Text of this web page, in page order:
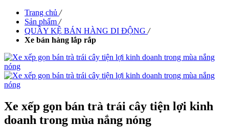
Trang chủ /
Sản phẩm /
QUẦY KỆ BÁN HÀNG DI ĐỘNG /
Xe bán hàng lắp rắp
Xe xếp gọn bán trà trái cây tiện lợi kinh
doanh trong mùa nắng nóng